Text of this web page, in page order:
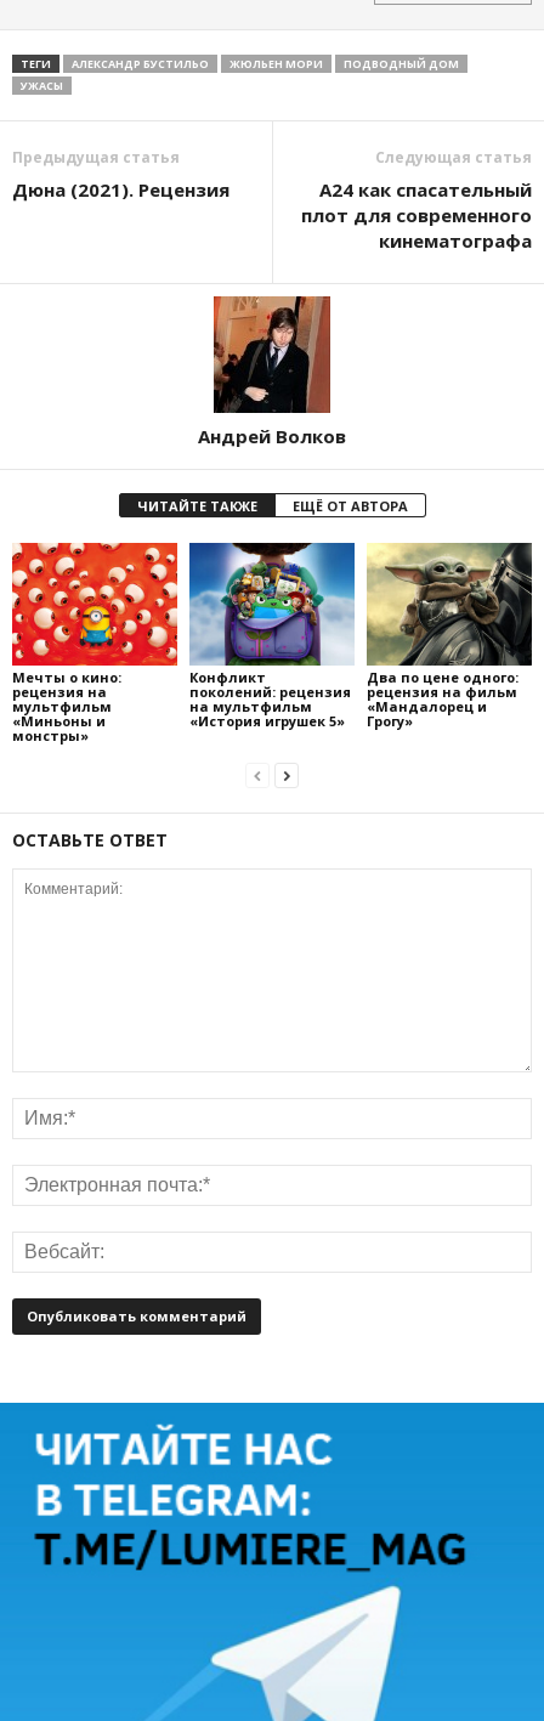
ТЕГИ АЛЕКСАНДР БУСТИЛЬО ЖЮЛЬЕН МОРИ
ПОДВОДНЫЙ ДОМ
УЖАСЫ
Предыдущая статья
Дюна (2021). Рецензия
Следующая статья
А24 как спасательный
плот для современного
кинематографа
Андрей Волков
ЧИТАЙТЕ ТАКЖЕ ЕЩЁ ОТ АВТОРА
Мечты о кино:
рецензия на
мультфильм
«Миньоны и
монстры»
Конфликт
поколений: рецензия
на мультфильм
«История игрушек 5»
Два по цене одного:
рецензия на фильм
«Мандалорец и
Грогу»
ОСТАВЬТЕ ОТВЕТ